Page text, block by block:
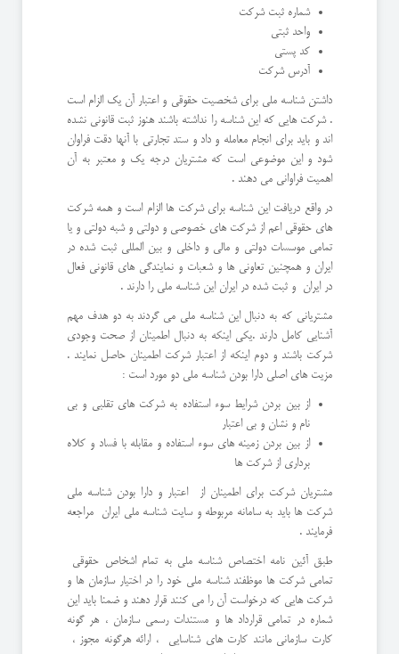
شماره ثبت شرکت
واحد ثبتی
کد پستی
آدرس شرکت
داشتن شناسه ملی برای شخصیت حقوقی و اعتبار آن یک الزام است
. شرکت هایی که این شناسه را نداشته باشند هنوز ثبت قانونی نشده
اند و باید برای انجام معامله و داد و ستد تجارتی با آنها دقت فراوان
شود و این موضوعی است که مشتریان درجه یک و معتبر به آن
اهمیت فراوانی می دهند .
در واقع دریافت این شناسه برای شرکت ها الزام است و همه شرکت
های حقوقی اعم از شرکت های خصوصی و دولتی و شبه دولتی و یا
تمامی موسسات دولتی و مالی و داخلی و بین المللی ثبت شده در
ایران و همچنین تعاونی ها و شعبات و نمایندگی های قانونی فعال
در ایران و ثبت شده در ایران این شناسه ملی را دارند .
مشتریانی که به دنبال این شناسه ملی می گردند به دو هدف مهم
آشنایی کامل دارند .یکی اینکه به دنبال اطمینان از صحت وجودی
شرکت باشند و دوم اینکه از اعتبار شرکت اطمینان حاصل نمایند .
مزیت های اصلی دارا بودن شناسه ملی دو مورد است :
از بین بردن شرایط سوء استفاده به شرکت های تقلبی و بی
نام و نشان و بی اعتبار
از بین بردن زمینه های سوء استفاده و مقابله با فساد و کلاه
برداری از شرکت ها
مشتریان شرکت برای اطمینان از اعتبار و دارا بودن شناسه ملی
شرکت ها باید به سامانه مربوطه و سایت شناسه ملی ایران مراجعه
فرمایند .
طبق آئین نامه اختصاص شناسه ملی به تمام اشخاص حقوقی
تمامی شرکت ها موظفند شناسه ملی خود را در اختیار سازمان ها و
شرکت هایی که درخواست آن را می کنند قرار دهند و ضمنا باید این
شماره در تمامی قرارداد ها و مستندات رسمی سازمان ، هر گونه
کارت سازمانی مانند کارت های شناسایی ، ارائه هرگونه مجوز ،